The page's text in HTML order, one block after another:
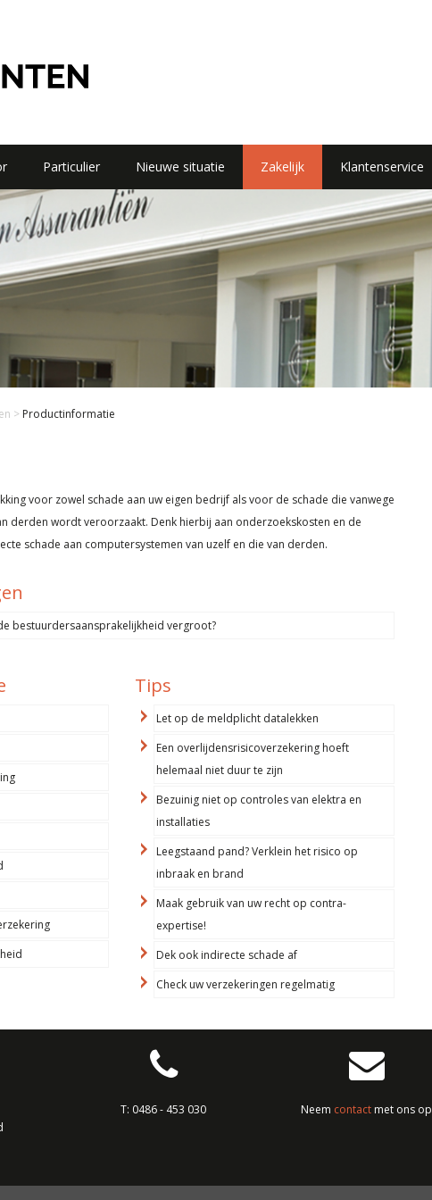
> Productinformatie
voor zowel schade aan uw eigen bedrijf als voor de schade die vanwege
derden wordt veroorzaakt. Denk hierbij aan onderzoekskosten en de
schade aan computersystemen van uzelf en die van derden.
bestuurdersaansprakelijkheid vergroot?
Tips
Let op de meldplicht datalekken
Een overlijdensrisicoverzekering hoeft
helemaal niet duur te zijn
Bezuinig niet op controles van elektra en
installaties
Leegstaand pand? Verklein het risico op
inbraak en brand
Maak gebruik van uw recht op contra-
expertise!
Dek ook indirecte schade af
Check uw verzekeringen regelmatig
T: 0486 - 453 030 Neem contact met ons op
Particulier Nieuwe situatie Zakelijk Klantenservice